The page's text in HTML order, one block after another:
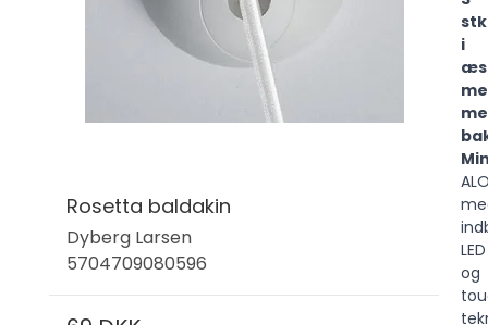
Rosetta baldakin
Dyberg Larsen
5704709080596
i
LED
og